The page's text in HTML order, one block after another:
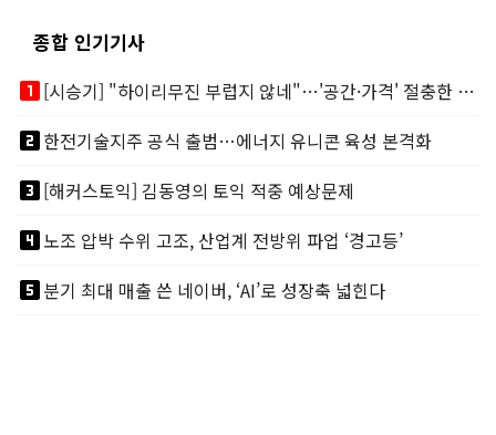
종합 인기기사
looks_one
[시승기] "하이리무진 부럽지 않네"…'공간·가격' 절충한 카니발 하이루프
looks_two한전기술지주 공식 출범…에너지 유니콘 육성 본격화
looks_3[해커스토익] 김동영의 토익 적중 예상문제
looks_4노조 압박 수위 고조, 산업계 전방위 파업 ‘경고등’
looks_5분기 최대 매출 쓴 네이버, ‘AI’로 성장축 넓힌다